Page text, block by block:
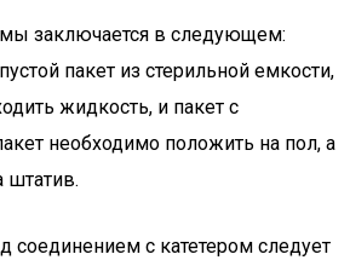
заключается в следующем:
пакет из стерильной емкости,
жидкость, и пакет с
необходимо положить на пол, а
штатив.
соединением с катетером следует